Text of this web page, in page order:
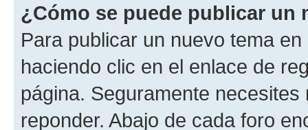
¿Cómo se puede publicar un
Para publicar un nuevo tema
haciendo clic en el enlace de
página. Seguramente
reponder. Abajo de cada foro